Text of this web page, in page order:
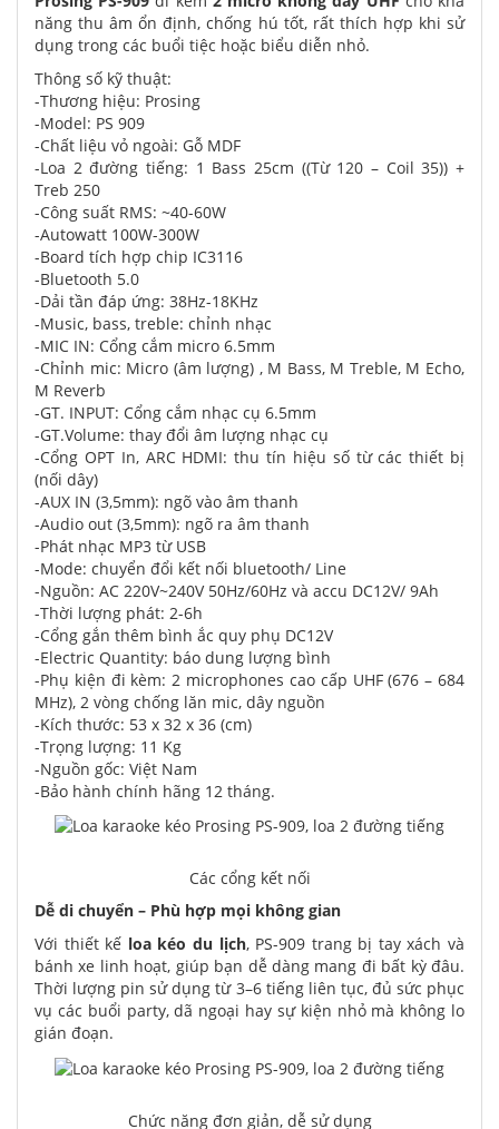
năng thu âm ổn định, chống hú tốt, rất thích hợp khi sử
dụng trong các buổi tiệc hoặc biểu diễn nhỏ.
Thông số kỹ thuật:
-Thương hiệu: Prosing
-Model: PS 909
-Chất liệu vỏ ngoài: Gỗ MDF
-Loa 2 đường tiếng: 1 Bass 25cm ((Từ 120 – Coil 35)) +
Treb 250
-Công suất RMS: ~40-60W
-Autowatt 100W-300W
-Board tích hợp chip IC3116
-Bluetooth 5.0
-Dải tần đáp ứng: 38Hz-18KHz
-Music, bass, treble: chỉnh nhạc
-MIC IN: Cổng cắm micro 6.5mm
-Chỉnh mic: Micro (âm lượng) , M Bass, M Treble, M Echo,
M Reverb
-GT. INPUT: Cổng cắm nhạc cụ 6.5mm
-GT.Volume: thay đổi âm lượng nhạc cụ
-Cổng OPT In, ARC HDMI: thu tín hiệu số từ các thiết bị
(nối dây)
-AUX IN (3,5mm): ngõ vào âm thanh
-Audio out (3,5mm): ngõ ra âm thanh
-Phát nhạc MP3 từ USB
-Mode: chuyển đổi kết nối bluetooth/ Line
-Nguồn: AC 220V~240V 50Hz/60Hz và accu DC12V/ 9Ah
-Thời lượng phát: 2-6h
-Cổng gắn thêm bình ắc quy phụ DC12V
-Electric Quantity: báo dung lượng bình
-Phụ kiện đi kèm: 2 microphones cao cấp UHF (676 – 684
MHz), 2 vòng chống lăn mic, dây nguồn
-Kích thước: 53 x 32 x 36 (cm)
-Trọng lượng: 11 Kg
-Nguồn gốc: Việt Nam
-Bảo hành chính hãng 12 tháng.
Các cổng kết nối
Dễ di chuyển – Phù hợp mọi không gian
Với thiết kế loa kéo du lịch, PS-909 trang bị tay xách và
bánh xe linh hoạt, giúp bạn dễ dàng mang đi bất kỳ đâu.
Thời lượng pin sử dụng từ 3–6 tiếng liên tục, đủ sức phục
vụ các buổi party, dã ngoại hay sự kiện nhỏ mà không lo
gián đoạn.
Chức năng đơn giản, dễ sử dụng